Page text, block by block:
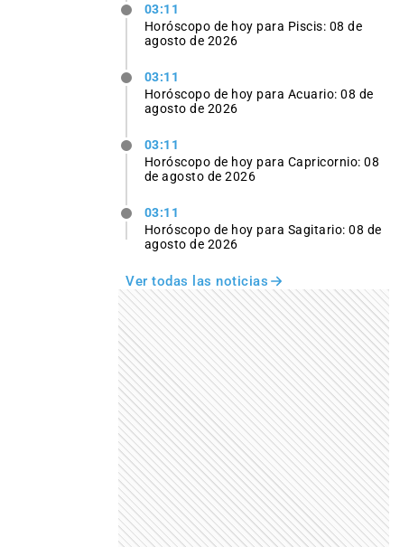
03:11
Horóscopo de hoy para Piscis: 08 de
agosto de 2026
03:11
Horóscopo de hoy para Acuario: 08 de
agosto de 2026
03:11
Horóscopo de hoy para Capricornio: 08
de agosto de 2026
03:11
Horóscopo de hoy para Sagitario: 08 de
agosto de 2026
Ver todas las noticias